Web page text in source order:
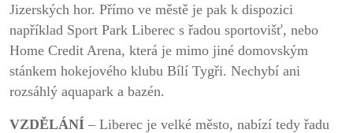
Jizerských hor. Přímo ve městě je pak k dispozici
například Sport Park Liberec s řadou sportovišť, nebo
Home Credit Arena, která je mimo jiné domovským
stánkem hokejového klubu Bílí Tygři. Nechybí ani
rozsáhlý aquapark a bazén.
VZDĚLÁNÍ – Liberec je velké město, nabízí tedy řadu